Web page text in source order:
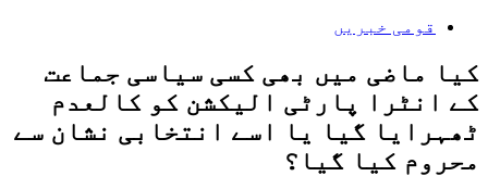
قومی خبریں
کیا ماضی میں بھی کسی سیاسی جماعت
کے انٹرا پارٹی الیکشن کو کالعدم
ٹھہرایا گیا یا اسے انتخابی نشان سے
محروم کیا گیا؟